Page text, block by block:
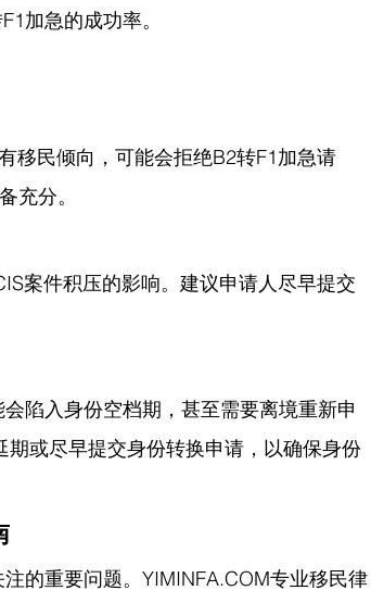
加急的成功率。
移民倾向，可能会拒绝B2转F1加急请
充分。
案件积压的影响。建议申请人尽早提交
陷入身份空档期，甚至需要离境重新申
或尽早提交身份转换申请，以确保身份
的重要问题。YIMINFA.COM专业移民律